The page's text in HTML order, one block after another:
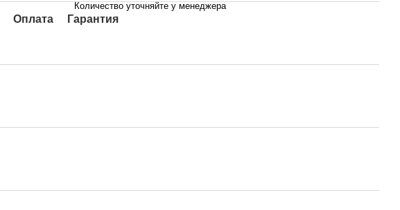
Количество уточняйте у менеджера
Оплата Гарантия